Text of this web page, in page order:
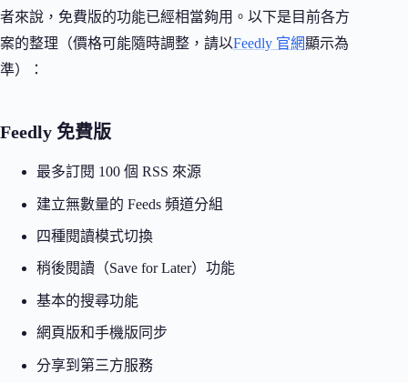
者來說，免費版的功能已經相當夠用。以下是目前各方
案的整理（價格可能隨時調整，請以Feedly 官網顯示為
準）：
Feedly 免費版
最多訂閱 100 個 RSS 來源
建立無數量的 Feeds 頻道分組
四種閱讀模式切換
稍後閱讀（Save for Later）功能
基本的搜尋功能
網頁版和手機版同步
分享到第三方服務